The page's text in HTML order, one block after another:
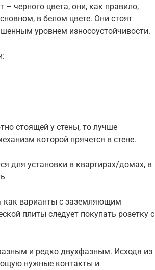
черного цвета, они, как правило,
в белом цвете. Они стоят
уровнем износоустойчивости.
стоящей у стены, то лучше
которой прячется в стене.
для установки в квартирах/домах, в
как варианты с заземляющим
плиты следует покупать розетку с
и редко двухфазным. Исходя из
нужные контакты и